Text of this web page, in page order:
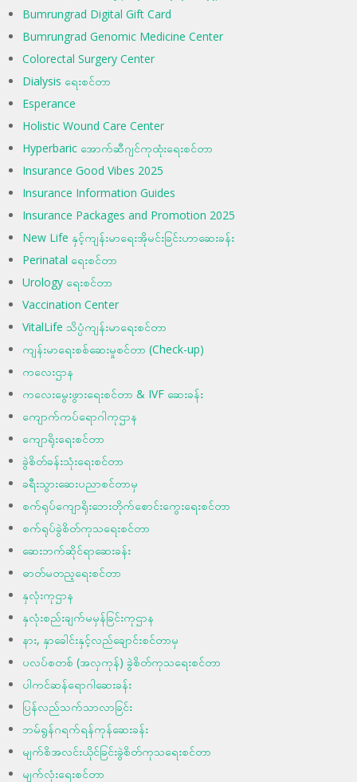
Bumrungrad Digital Gift Card
Bumrungrad Genomic Medicine Center
Colorectal Surgery Center
Dialysis ရေးစင်တာ
Esperance
Holistic Wound Care Center
Hyperbaric အောက်ဆီဂျင်ကုထုံးရေးစင်တာ
Insurance Good Vibes 2025
Insurance Information Guides
Insurance Packages and Promotion 2025
New Life နှင့်ကျန်းမာရေးအိုမင်းခြင်းဟာဆေးခန်း
Perinatal ရေးစင်တာ
Urology ရေးစင်တာ
Vaccination Center
VitalLife သိပ္ပံကျန်းမာရေးစင်တာ
ကျန်းမာရေးစစ်ဆေးမှုစင်တာ (Check-up)
ကလေးဌာန
ကလေးမွေးဖွားရေးစင်တာ & IVF ဆေးခန်း
ကျောက်ကပ်ရောဂါကုဌာန
ကျောရိုးရေးစင်တာ
ခွဲစိတ်ခန်းသုံးရေးစင်တာ
ခရီးသွားဆေးပညာစင်တာမှ
စက်ရုပ်ကျောရိုးဘေးတိုက်စောင်းကွေးရေးစင်တာ
စက်ရုပ်ခွဲစိတ်ကုသရေးစင်တာ
ဆေးဘက်ဆိုင်ရာဆေးခန်း
ဓာတ်မတည့ရေးစင်တာ
နှလုံးကုဌာန
နှလုံးစည်းချက်မမှန်ခြင်းကုဌာန
နား, နှာခေါင်းနှင့်လည်ချောင်းစင်တာမှ
ပလပ်စတစ် (အလှကုန်) ခွဲစိတ်ကုသရေးစင်တာ
ပါကင်ဆန်ရောဂါဆေးခန်း
ပြန်လည်သက်သာလာခြင်း
ဘမ်ရွန်ဂရက်ရန်ကုန်ဆေးခန်း
မျက်စိအလင်းယိုင်ခြင်းခွဲစိတ်ကုသရေးစင်တာ
မျက်လုံးရေးစင်တာ